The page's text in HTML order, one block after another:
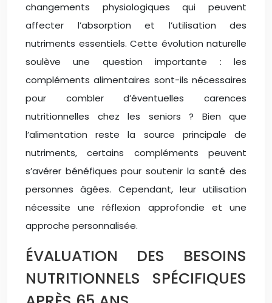
changements physiologiques qui peuvent
affecter l’absorption et l’utilisation des
nutriments essentiels. Cette évolution naturelle
soulève une question importante : les
compléments alimentaires sont-ils nécessaires
pour combler d’éventuelles carences
nutritionnelles chez les seniors ? Bien que
l’alimentation reste la source principale de
nutriments, certains compléments peuvent
s’avérer bénéfiques pour soutenir la santé des
personnes âgées. Cependant, leur utilisation
nécessite une réflexion approfondie et une
approche personnalisée.
ÉVALUATION DES BESOINS
NUTRITIONNELS SPÉCIFIQUES